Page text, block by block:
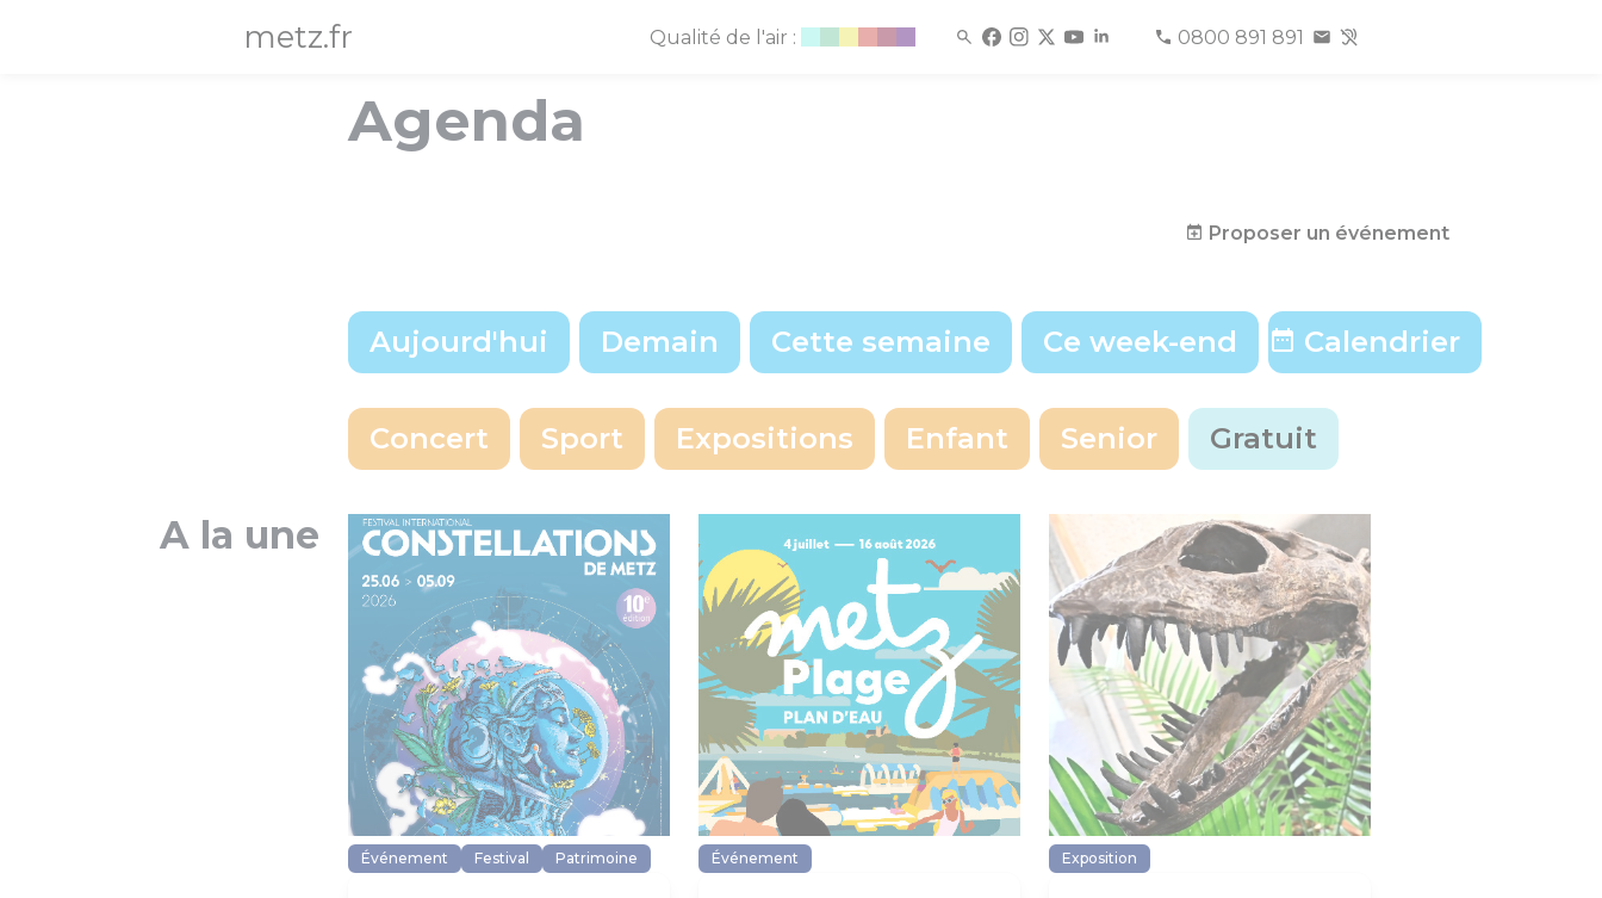
metz.fr Qualité de l'air : 0800 891 891
Agenda
Proposer un événement
Aujourd'hui Demain Cette semaine Ce week-end
Choix d'une date précise Voir les événements à cette date Calendrier
Concert Sport Expositions Enfant Senior Gratuit
A la une
Événement Festival Patrimoine Événement Exposition